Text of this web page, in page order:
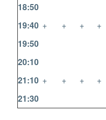
18:50
19:40 + + + +
19:50
20:10
21:10 + + + +
21:30